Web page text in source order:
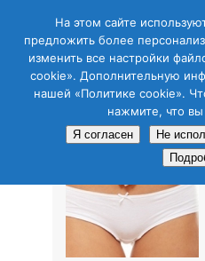
CAS
На этом сайте
предложить более
изменить все настройки
cookie». Дополнительную
нашей «Политике cookie».
нажмите, что вы
Я согласен
Не